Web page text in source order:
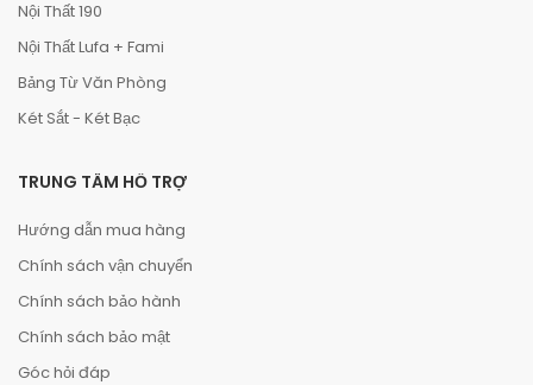
Nội Thất 190
Nội Thất Lufa + Fami
Bảng Từ Văn Phòng
Két Sắt - Két Bạc
TRUNG TÂM HỖ TRỢ
Hướng dẫn mua hàng
Chính sách vận chuyển
Chính sách bảo hành
Chính sách bảo mật
Góc hỏi đáp